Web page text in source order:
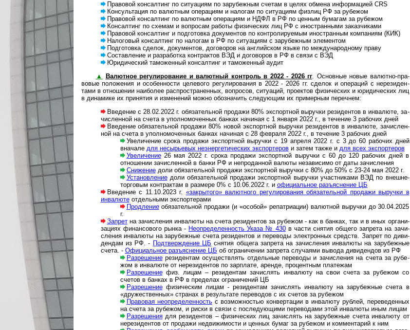
Правовой консалтинг по ситуациям по зару­беж­ным сче­там в целях обмена инфор­ма­цией CRS
Консультация по валютным операциям и нало­гам по ситу­а­циям физ­лиц РФ за рубежом
Правовой консалтинг по валютным опера­циям и НДФЛ в РФ по цен­ным бума­гам за рубежом
Консалтинг по схемам и вопросам работы физи­чес­ких лиц РФ с ино­ст­ран­ными заказ­чи­ками
Правовой консалтинг и подготовка доку­мен­тов по конт­ро­ли­ру­е­мым ино­ст­ран­ным ком­па­ниям (КИК)
Налоговый консалтинг по налогам в РФ по ситуа­циям с зару­беж­ным эле­мен­том
Подготовка сделок, документов, дого­во­ров на анг­лий­ском языке по меж­ду­на­род­ному праву
Составление и разработка контрак­тов ВЭД и дого­во­ров в РФ в связи с ВЭД
Юридический таможенный консал­тинг и тамо­жен­ный аудит
▲
Валютное ре­гу­ли­ро­ва­ние и валютный конт­роль в 2022 - 2026 гг . Основ­ные новые валют­но-пра­
вовые поло­жения и осо­бен­ности целевого регу­лиро­вания в 2022 - 2026 гг. сде­лок и опе­ра­ций с нере­зи­ден­
тами в отно­ше­нии наибо­лее распро­стра­нен­ных, воп­ро­сов, ситу­аций, проек­тов физи­чес­ких и юриди­чес­ких лиц
в дина­мике их при­ня­тия и изме­не­ний можно обоз­на­чить сле­ду­ющим их при­мер­ным перечнем:
Введение с 28.02.2022 г. обязательной продажи 80% экс­порт­ной выру­чки рези­ден­тов в инва­люте, за­
чис­лен­ной на счета в упол­но­мо­чен­ных бан­ках начи­ная с 1 января 2022 г., в тече­ние 3 рабо­чих дней
Введение обязательной продажи 80% новой экс­порт­ной выру­чки рези­ден­тов в инва­люте, за­чис­лен­
ной на счета в упол­но­мо­чен­ных бан­ках начи­ная с 28 фев­раля 2022 г., в тече­ние 3 рабо­чих дней
Увеличение срока продажи экспортной выручки с 19 апреля 2022 г. с 3 до 60 рабо­чих дней
вна­чале для несырь­евых неэнер­ге­ти­чес­ких экспор­те­рови затем также и для всех экс­пор­теров
Увеличение26 мая 2022 г. срока продажи экс­порт­ной выру­чки с 60 до 120 рабо­чих дней в
отно­ше­нии зачис­лен­ной в банки РФ и непро­дан­ной валюты неза­ви­симо от даты зачис­ления
Снижениедоли обязательной продажи экспорт­ной выру­чки с 80% до 50% с 23-24 мая 2022 г.
Установлениедоли обя­за­тель­ной про­да­жи экс­порт­ной вы­руч­ки участ­ни­ка­ми ВЭД по внеш­не­
тор­го­вым кон­т­рак­там в раз­мере 0% с 10.06.2022 г. и офици­аль­ное разъяс­нение ЦБ
Введение с 11.10.2023 г. «закрытого» валют­ного регули­рова­ния обяза­тель­ной про­дажи выру­чки в
инва­лютеотдель­ными экс­пор­терами
Продлениеобязательной продажи (и «особой» репатриации) валютной выручки до 30.04.2025
г.
Запретна зачисления инвалюты на счета резидентов за рубежом - как в банках, так и в иных ор­га­ни­
за­ци­ях фи­нан­со­во­го рын­ка - Не­оп­ре­де­лен­ность Указа № 430в час­ти сня­тия об­ще­го зап­ре­та на за­чи­
сле­ния ин­ва­лю­ты на за­ру­беж­ные счета ре­зи­ден­тов и пере­воды эле­к­т­рон­ных средств. Зап­рет по ди­ви­
ден­дам из РФ. - Подтверждение ЦБ снятия общега запрета на зачис­ления инва­люты на за­ру­беж­ные
счета. - Офи­ци­аль­ное разъ­яс­не­ние ЦБ об огра­ни­че­нии зап­рета слу­ча­ями вы­вода диви­ден­дов из РФ
Разрешениерезидентам осуществлять отдель­ные пере­воды и зачи­сле­ния на счета за рубе­
жом в инва­люте от нерези­ден­тов по зар­плате, аре­нде, про­цент­ным пла­тежам
Разрешениефиз. лицам – резидентам зачислять инва­люту на свои счета за рубежом со
счетов в банках в РФ в пре­де­лах огра­ни­че­ний ЦБ
Разрешениефизическим лицам - резидентам за­чис­лять ин­ва­люту на за­ру­беж­ные счета в
«дру­жес­т­вен­ных» стра­нах в резуль­тате пере­во­дов с их сче­тов за рубежом
Правовая неопределенностьс возможностью конвер­та­ции в инва­люту руб­лей, пере­ве­ден­ных
на счета за рубе­жом, и риски в связи с после­дую­щими пере­во­дами этой инва­люты иным лицам
Раз­ре­ше­ни­ядля ре­зи­ден­тов – физи­чес­ких лиц за­чис­лять на за­ру­беж­ные сче­та ин­ва­лю­ту от
не­ре­зи­ден­тов от про­да­жи не­дви­жи­мос­ти и цен­ных бу­маг за ру­бе­жом и ком­мен­та­рий к ним